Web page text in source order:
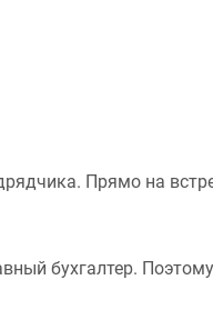
Прямо на
бухгалтер.